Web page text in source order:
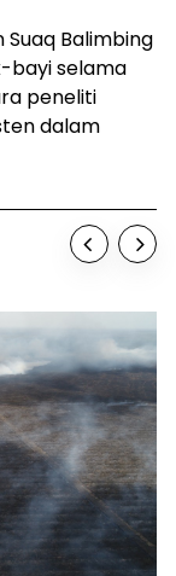
Balimbing
bayi selama
peneliti
dalam